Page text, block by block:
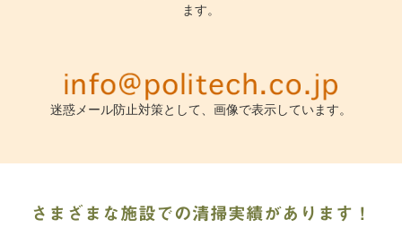
ます。
迷惑メール防止対策として、画像で表示しています。
さまざまな施設での清掃実績があります！